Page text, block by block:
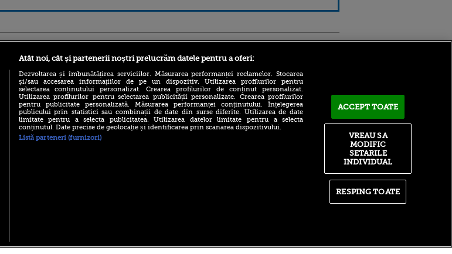
(P) Descoperă Lumea
Evenimentelor din România
LIVE TEXT | UTA - Rapid,
invitații lui Cristi Pintea, de
Atât noi, cât și partenerii noștri prelucrăm datele pentru a oferi:
Dezvoltarea și îmbunătățirea serviciilor. Măsurarea performanței reclamelor. Stocarea
și/sau accesarea informațiilor de pe un dispozitiv. Utilizarea profilurilor pentru
selectarea conținutului personalizat. Crearea profilurilor de conținut personalizat.
Utilizarea profilurilor pentru selectarea publicității personalizate. Crearea profilurilor
pentru publicitate personalizată. Măsurarea performanței conținutului. Înțelegerea
publicului prin statistici sau combinații de date din surse diferite. Utilizarea de date
limitate pentru a selecta publicitatea. Utilizarea datelor limitate pentru a selecta
conținutul. Date precise de geolocație și identificarea prin scanarea dispozitivului.
Listă parteneri (furnizori)
ACCEPT TOATE
RESPING TOATE
VREAU SA
MODIFIC
SETARILE
INDIVIDUAL